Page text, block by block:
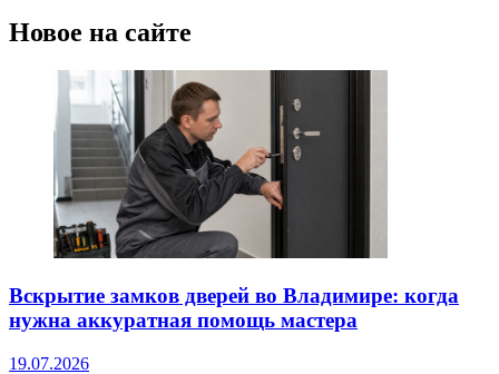
Новое на сайте
Вскрытие замков дверей во Владимире: когда
нужна аккуратная помощь мастера
19.07.2026